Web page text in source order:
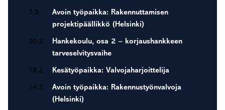
7.3.
Avoin työpaikka: Rakennuttamisen
projektipäällikkö (Helsinki)
20.2.
Hankekoulu, osa 2 – korjaushankkeen
tarveselvitysvaihe
18.2. Kesätyöpaikka: Valvojaharjoittelija
14.2.
Avoin työpaikka: Rakennustyönvalvoja
(Helsinki)